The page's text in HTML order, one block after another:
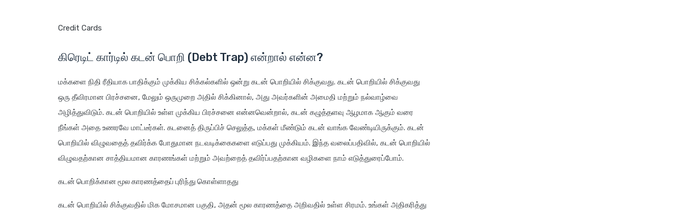
Credit Cards
கிரெடிட் கார்டில் கடன் பொறி (Debt Trap) என்றால் என்ன?
மக்களை நிதி ரீதியாக பாதிக்கும் முக்கிய சிக்கல்களில் ஒன்று கடன் பொறியில் சிக்குவது. கடன் பொறியில் சிக்குவது
ஒரு தீவிரமான பிரச்சனை, மேலும் ஒருமுறை அதில் சிக்கினால், அது அவர்களின் அமைதி மற்றும் நல்வாழ்வை
அழித்துவிடும். கடன் பொறியில் உள்ள முக்கிய பிரச்சனை என்னவென்றால், கடன் கழுத்தளவு ஆழமாக ஆகும் வரை
நீங்கள் அதை உணரவே மாட்டீர்கள். கடனைத் திருப்பிச் செலுத்த, மக்கள் மீண்டும் கடன் வாங்க வேண்டியிருக்கும். கடன்
பொறியில் விழுவதைத் தவிர்க்க போதுமான நடவடிக்கைகளை எடுப்பது முக்கியம். இந்த வலைப்பதிவில், கடன் பொறியில்
விழுவதற்கான சாத்தியமான காரணங்கள் மற்றும் அவற்றைத் தவிர்ப்பதற்கான வழிகளை நாம் எடுத்துரைப்போம்.
கடன் பொறிக்கான மூல காரணத்தைப் புரிந்து கொள்ளாதது
கடன் பொறியில் சிக்குவதில் மிக மோசமான பகுதி, அதன் மூல காரணத்தை அறிவதில் உள்ள சிரமம். உங்கள் அதிகரித்து